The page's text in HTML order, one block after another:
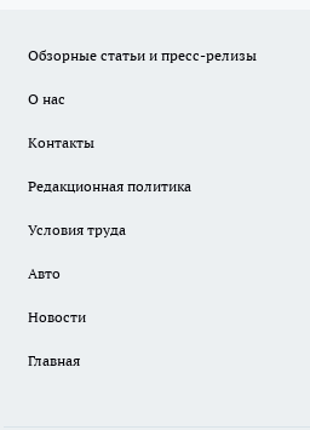
Обзорные статьи и пресс-релизы
О нас
Контакты
Редакционная политика
Условия труда
Авто
Новости
Главная